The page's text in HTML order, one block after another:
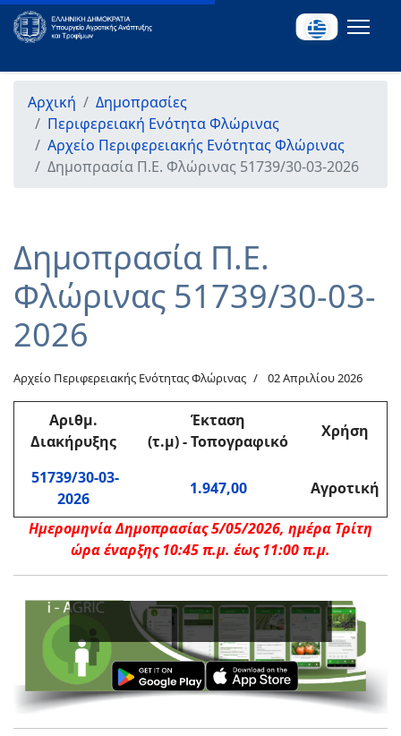
Αρχική
Δημοπρασίες
Περιφερειακή Ενότητα Φλώρινας
Αρχείο Περιφερειακής Ενότητας Φλώρινας
Δημοπρασία Π.Ε. Φλώρινας 51739/30-03-2026
Δημοπρασία Π.Ε.
Φλώρινας 51739/30-03-
2026
Αρχείο Περιφερειακής Ενότητας Φλώρινας 02 Απριλίου 2026
Αριθμ.
Διακήρυξης
Έκταση
(τ.μ) - Τοπογραφικό
Χρήση
51739/30-03-
2026
1.947,00 Αγροτική
Ημερομηνία Δημοπρασίας 5/05/2026, ημέρα Τρίτη
ώρα έναρξης 10:45 π.μ. έως 11:00 π.μ.